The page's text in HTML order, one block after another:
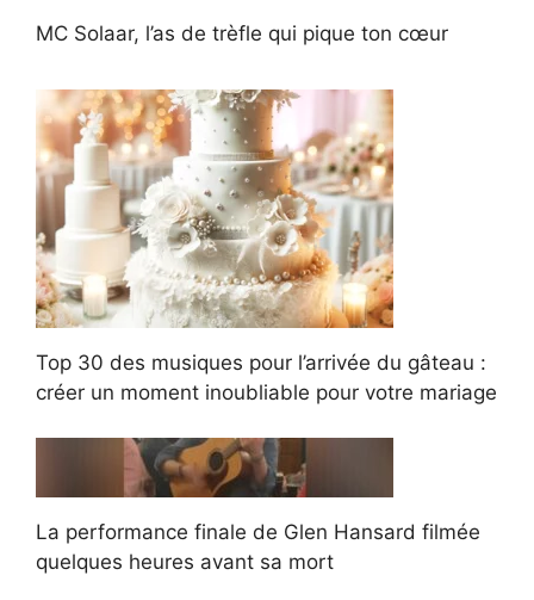
MC Solaar, l’as de trèfle qui pique ton cœur
Top 30 des musiques pour l’arrivée du gâteau :
créer un moment inoubliable pour votre mariage
La performance finale de Glen Hansard filmée
quelques heures avant sa mort